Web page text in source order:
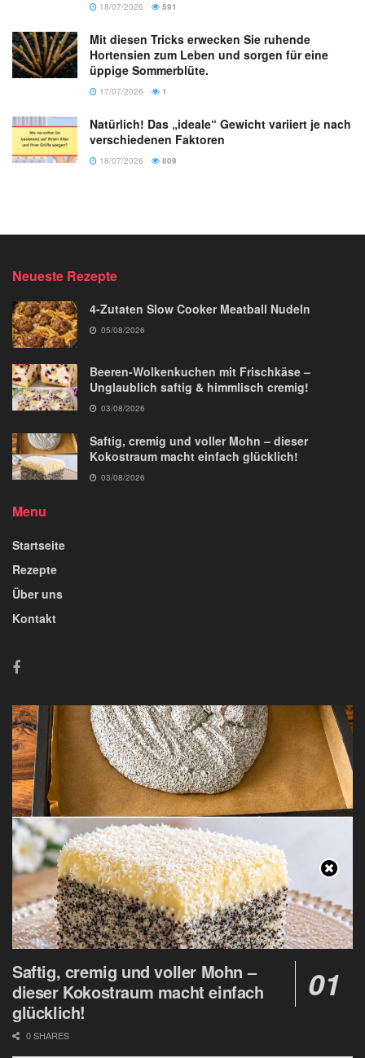
18/07/2026 591
Mit diesen Tricks erwecken Sie ruhende
Hortensien zum Leben und sorgen für eine
üppige Sommerblüte.
17/07/2026 1
Natürlich! Das „ideale“ Gewicht variiert je nach
verschiedenen Faktoren
18/07/2026 809
Neueste Rezepte
4-Zutaten Slow Cooker Meatball Nudeln
05/08/2026
Beeren-Wolkenkuchen mit Frischkäse –
Unglaublich saftig & himmlisch cremig!
03/08/2026
Saftig, cremig und voller Mohn – dieser
Kokostraum macht einfach glücklich!
03/08/2026
Menu
Startseite
Rezepte
Über uns
Kontakt
Saftig, cremig und voller Mohn –
dieser Kokostraum macht einfach
glücklich!
0 SHARES